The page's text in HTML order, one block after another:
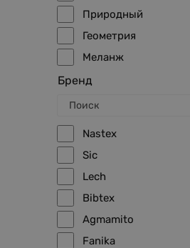
Графит
Сиреневый
Бирюзовый
Золото
Медь
Природный
Геометрия
Меланж
3D
Бренд
Nastex
Sic
Lech
Bibtex
Agmamito
Fanika